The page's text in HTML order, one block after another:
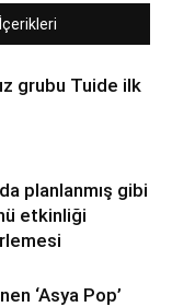
grubu Tuide ilk
planlanmış gibi
etkinliği
‘Asya Pop’